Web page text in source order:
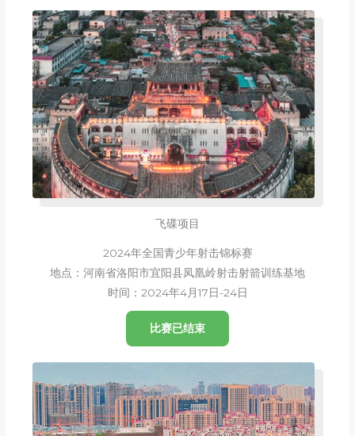
飞碟项目
2024年全国青少年射击锦标赛
地点：河南省洛阳市宜阳县凤凰岭射击射箭训练基地
时间：2024年4月17日-24日
比赛已结束